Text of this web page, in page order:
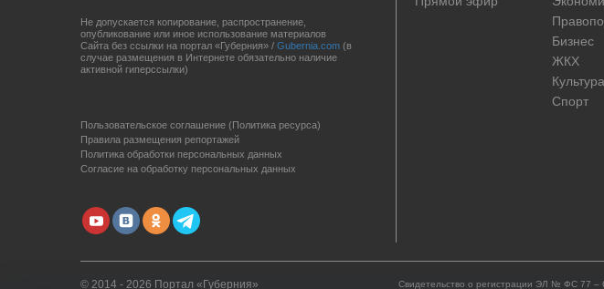
Не допускается копирование, распространение,
опубликование или иное использование материалов
Сайта без ссылки на портал «Губерния» / Gubernia.com (в
случае размещения в Интернете обязательно наличие
активной гиперссылки)
Пользовательское соглашение (Политика ресурса)
Правила размещения репортажей
Политика обработки персональных данных
Согласие на обработку персональных данных
Бизнес
ЖКХ
Культура
Спорт
© 2014 - 2026 Портал «Губерния» Свидетельство о регистрации ЭЛ № ФС 77 –